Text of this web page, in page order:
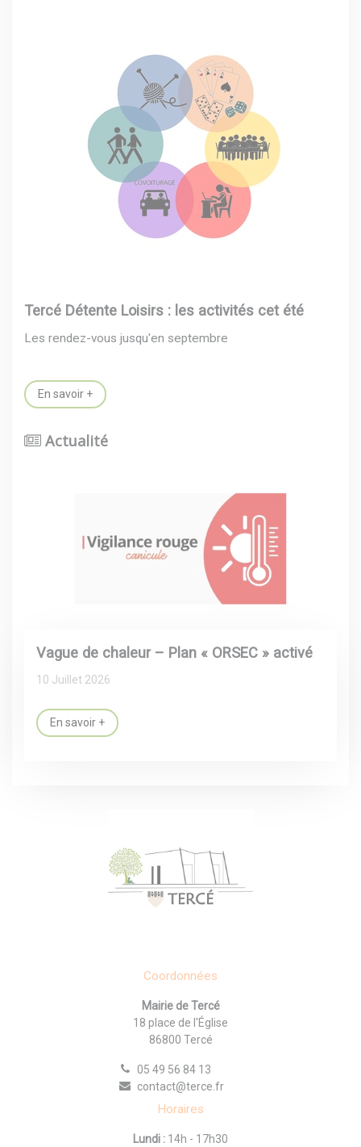
Tercé Détente Loisirs : les activités cet été
Les rendez-vous jusqu'en septembre
En savoir +
Actualité
Vague de chaleur – Plan « ORSEC » activé
10 Juillet 2026
En savoir +
Coordonnées
Mairie de Tercé
18 place de l'Église
86800 Tercé
05 49 56 84 13
contact@terce.fr
Horaires
Lundi : 14h - 17h30